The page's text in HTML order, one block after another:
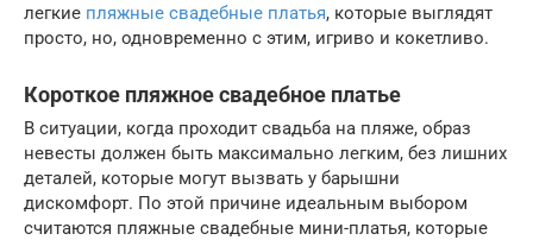
легкие пляжные свадебные платья, которые выглядят
просто, но, одновременно с этим, игриво и кокетливо.
Короткое пляжное свадебное платье
В ситуации, когда проходит свадьба на пляже, образ
невесты должен быть максимально легким, без лишних
деталей, которые могут вызвать у барышни
дискомфорт. По этой причине идеальным выбором
считаются пляжные свадебные мини-платья, которые